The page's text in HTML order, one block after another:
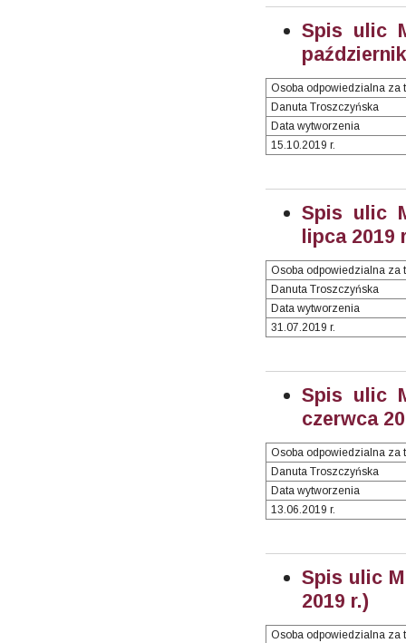
Spis ulic
Osoba odpowiedzialna za
Danuta Troszczyńska
Data wytworzenia
15.10.2019 r.
Spis ulic
lipca 2019
Osoba odpowiedzialna za
Danuta Troszczyńska
Data wytworzenia
31.07.2019 r.
Spis ulic
czerwca
Osoba odpowiedzialna za
Danuta Troszczyńska
Data wytworzenia
13.06.2019 r.
Spis ulic
2019 r.)
Osoba odpowiedzialna za